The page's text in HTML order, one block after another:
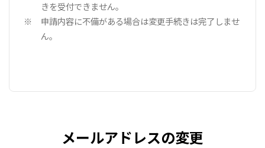
きを受付できません。
申請内容に不備がある場合は変更手続きは完了しませ
ん。
メールアドレスの変更